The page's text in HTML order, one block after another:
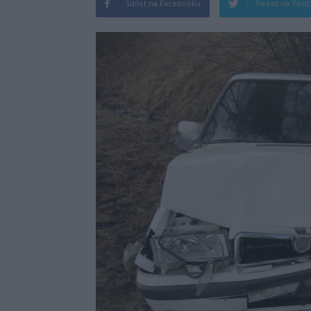
Sdílet na Facebooku Tweet na